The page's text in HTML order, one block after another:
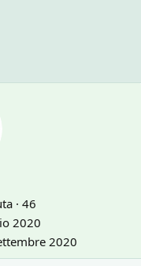
· 46
2020
2020